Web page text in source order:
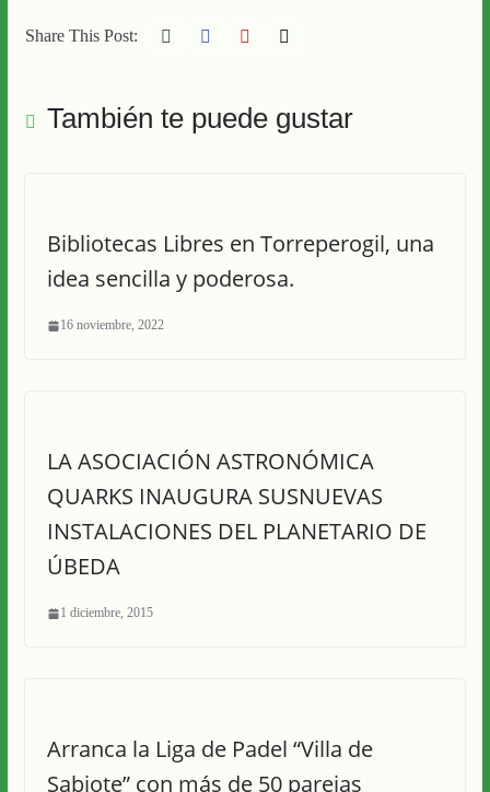
Share This Post:
También te puede gustar
Bibliotecas Libres en Torreperogil, una
idea sencilla y poderosa.
16 noviembre, 2022
LA ASOCIACIÓN ASTRONÓMICA
QUARKS INAUGURA SUSNUEVAS
INSTALACIONES DEL PLANETARIO DE
ÚBEDA
1 diciembre, 2015
Arranca la Liga de Padel “Villa de
Sabiote” con más de 50 parejas